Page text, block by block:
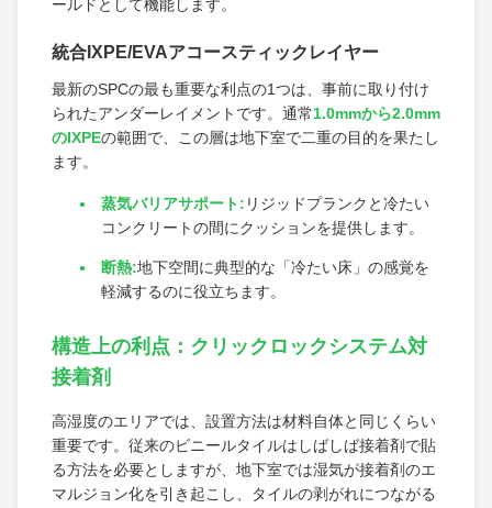
ールドとして機能します。
統合IXPE/EVAアコースティックレイヤー
最新のSPCの最も重要な利点の1つは、事前に取り付け
られたアンダーレイメントです。通常1.0mmから2.0mm
のIXPEの範囲で、この層は地下室で二重の目的を果たし
ます。
蒸気バリアサポート: リジッドプランクと冷たい
コンクリートの間にクッションを提供します。
断熱:地下空間に典型的な「冷たい床」の感覚を
軽減するのに役立ちます。
構造上の利点：クリックロックシステム対
接着剤
高湿度のエリアでは、設置方法は材料自体と同じくらい
重要です。従来のビニールタイルはしばしば接着剤で貼
る方法を必要としますが、地下室では湿気が接着剤のエ
マルジョン化を引き起こし、タイルの剥がれにつながる